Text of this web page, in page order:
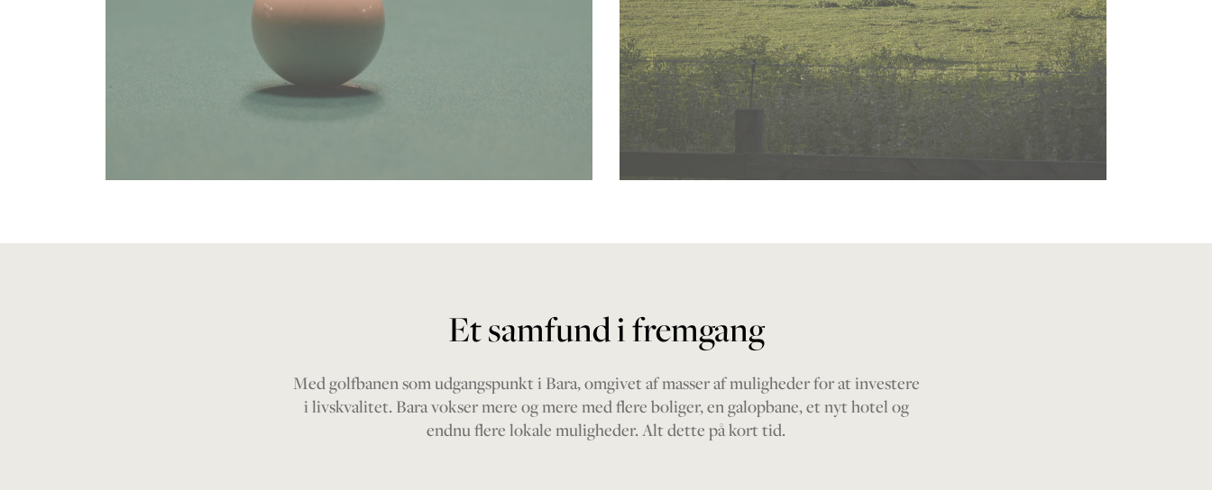
Et samfund i fremgang
Med golfbanen som udgangspunkt i Bara, omgivet af masser af muligheder for at investere
i livskvalitet. Bara vokser mere og mere med flere boliger, en galopbane, et nyt hotel og
endnu flere lokale muligheder. Alt dette på kort tid.